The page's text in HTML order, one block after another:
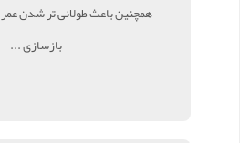
همچنین باعث طولانی تر شدن
بازسازی ...